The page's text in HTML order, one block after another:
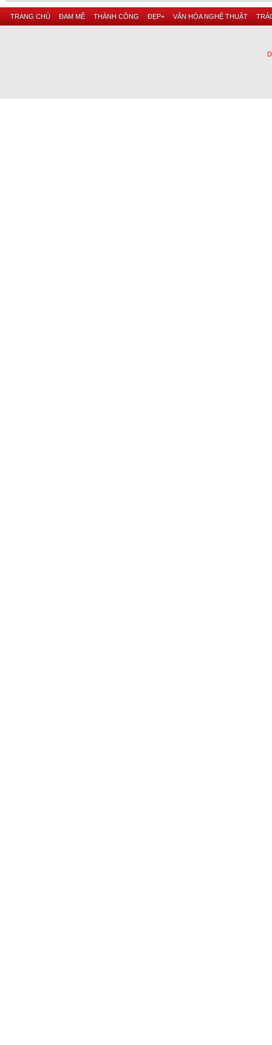
TRANG CHỦ ĐAM MÊ THÀNH CÔNG ĐẸP+ VĂN HÓA NGHỆ THUẬT